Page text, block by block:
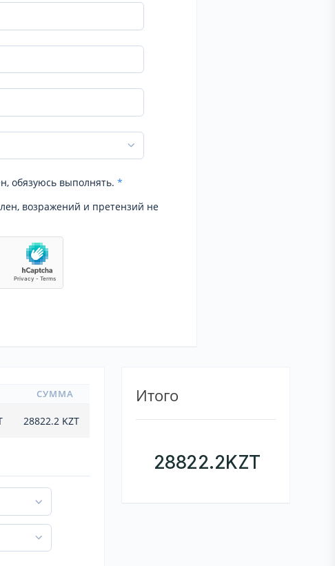
обязуюсь выполнять. *
возражений и претензий не
СУММА
28822.2KZT
Итого
28822.2KZT